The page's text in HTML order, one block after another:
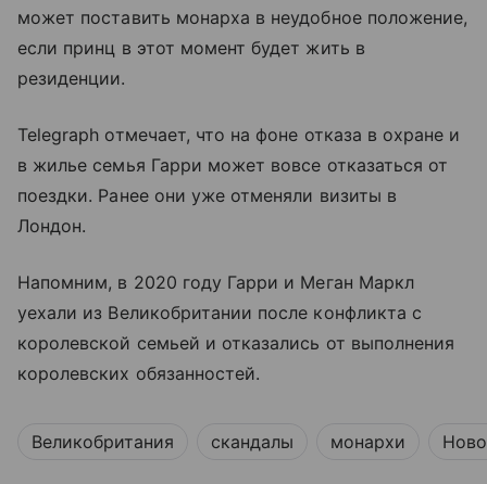
может поставить монарха в неудобное положение,
если принц в этот момент будет жить в
резиденции.
Telegraph отмечает, что на фоне отказа в охране и
в жилье семья Гарри может вовсе отказаться от
поездки. Ранее они уже отменяли визиты в
Лондон.
Напомним, в 2020 году Гарри и Меган Маркл
уехали из Великобритании после конфликта с
королевской семьей и отказались от выполнения
королевских обязанностей.
Великобритания скандалы монархи